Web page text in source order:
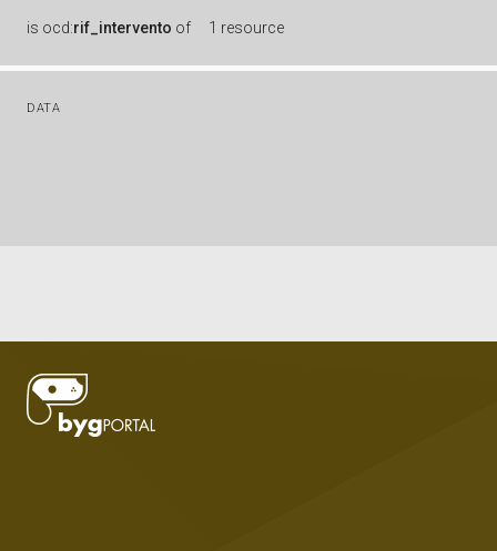
is ocd:rif_intervento of 1 resource
DATA